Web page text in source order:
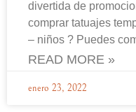
divertida de
comprar tatuajes
– niños ? Puedes
READ MORE »
enero 23, 2022